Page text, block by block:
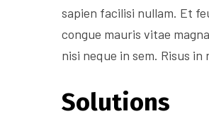
sapien facilisi nullam. Et
congue mauris vitae
nisi neque in sem. Risus
Solutions